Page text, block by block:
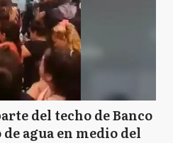
del techo de Banco
agua en medio del